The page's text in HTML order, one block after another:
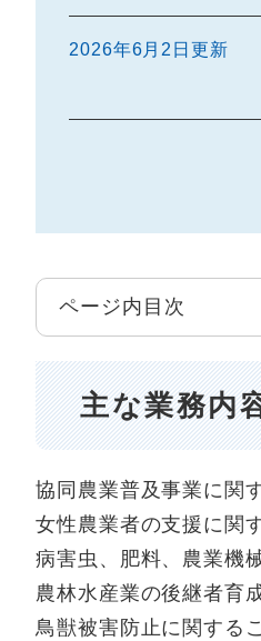
2026年6月2日更新
ページ内目次
主な業務内
協同農業普及事業に関
女性農業者の支援に関
病害虫、肥料、農業機
農林水産業の後継者育
鳥獣被害防止に関する